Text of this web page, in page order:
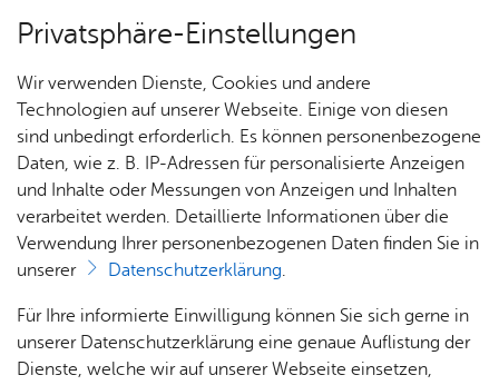
Heute
Orte
Ro­mans­hor­ner Platz
Alle Ver­an­stal­tun­gen an die­sem Ver­an­stal­tungs­ort
Es wur­den keine Ver­an­stal­tun­gen ge­fun­den.
Privatsphäre-Einstellungen
Wir verwenden Dienste, Cookies und andere
Technologien auf unserer Webseite. Einige von diesen
sind unbedingt erforderlich. Es können personenbezogene
Daten, wie z. B. IP-Adressen für personalisierte Anzeigen
und Inhalte oder Messungen von Anzeigen und Inhalten
verarbeitet werden. Detaillierte Informationen über die
Verwendung Ihrer personenbezogenen Daten finden Sie in
unserer
Datenschutzerklärung.
Für Ihre informierte Einwilligung können Sie sich gerne in
unserer Datenschutzerklärung eine genaue Auflistung der
Dienste, welche wir auf unserer Webseite einsetzen,